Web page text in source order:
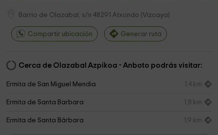
Barrio de Olazabal, s/n 48291 Atxondo (Vizcaya)
Compartir ubicación Generar ruta
Cerca de Olazabal Azpikoa - Anboto podrás visitar:
Ermita de San Miguel Mendia 1,4 km
Ermita de Santa Barbara 1,8 km
Ermita de Santa Bárbara 1,9 km